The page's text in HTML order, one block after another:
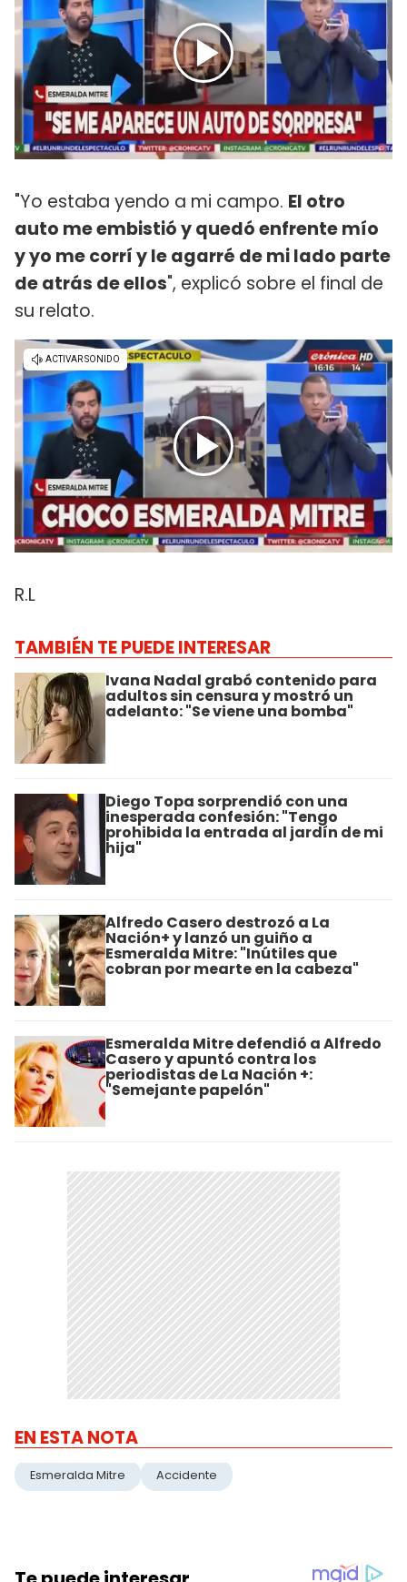
"Yo estaba yendo a mi campo. El otro
auto me embistió y quedó enfrente mío
y yo me corrí y le agarré de mi lado parte
de atrás de ellos", explicó sobre el final de
su relato.
R.L
TAMBIÉN TE PUEDE INTERESAR
Ivana Nadal grabó contenido para
adultos sin censura y mostró un
adelanto: "Se viene una bomba"
Diego Topa sorprendió con una
inesperada confesión: "Tengo
prohibida la entrada al jardín de mi
hija"
Alfredo Casero destrozó a La
Nación+ y lanzó un guiño a
Esmeralda Mitre: "Inútiles que
cobran por mearte en la cabeza"
Esmeralda Mitre defendió a Alfredo
Casero y apuntó contra los
periodistas de La Nación +:
"Semejante papelón"
EN ESTA NOTA
Esmeralda Mitre Accidente